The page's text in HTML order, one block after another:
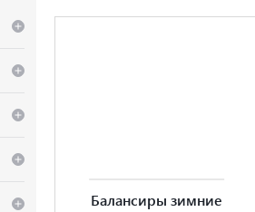
Балансиры зимние